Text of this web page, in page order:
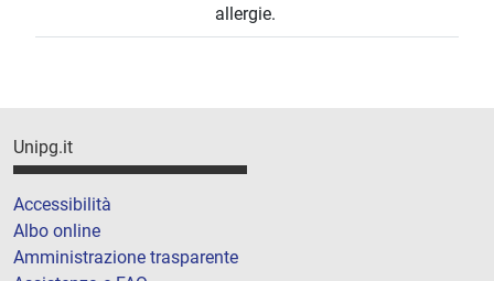
allergie.
Unipg.it
Accessibilità
Albo online
Amministrazione trasparente